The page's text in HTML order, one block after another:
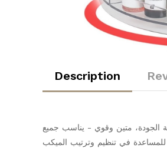
Description
خامة أكريليك عالية الجودة، متين وقوي - يناسب جميع
في تنظيم وترتيب الميكب